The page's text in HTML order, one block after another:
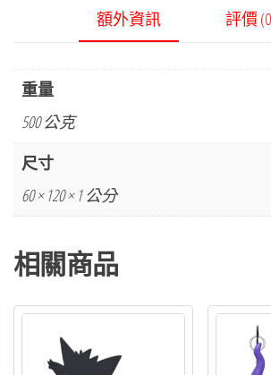
額外資訊 評價
重量
500 公克
尺寸
60 × 120 × 1 公分
相關商品